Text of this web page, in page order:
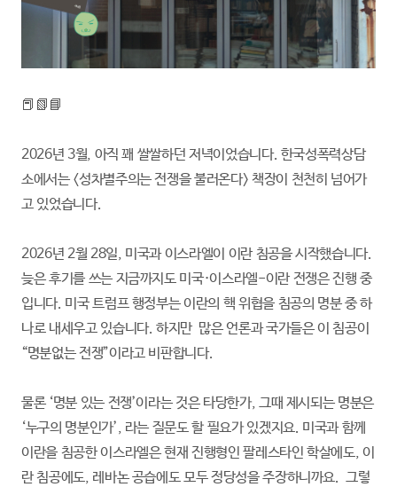
📕📗📘
2026년 3월, 아직 꽤 쌀쌀하던 저녁이었습니다. 한국성폭력상담
소에서는 <성차별주의는 전쟁을 불러온다> 책장이 천천히 넘어가
고 있었습니다.
2026년 2월 28일, 미국과 이스라엘이 이란 침공을 시작했습니다.
늦은 후기를 쓰는 지금까지도 미국·이스라엘-이란 전쟁은 진행 중
입니다. 미국 트럼프 행정부는 이란의 핵 위협을 침공의 명분 중 하
나로 내세우고 있습니다. 하지만 많은 언론과 국가들은 이 침공이
“명분없는 전쟁”이라고 비판합니다.
물론 ‘명분 있는 전쟁’이라는 것은 타당한가, 그때 제시되는 명분은
‘누구의 명분인가’, 라는 질문도 할 필요가 있겠지요. 미국과 함께
이란을 침공한 이스라엘은 현재 진행형인 팔레스타인 학살에도, 이
란 침공에도, 레바논 공습에도 모두 정당성을 주장하니까요. 그렇